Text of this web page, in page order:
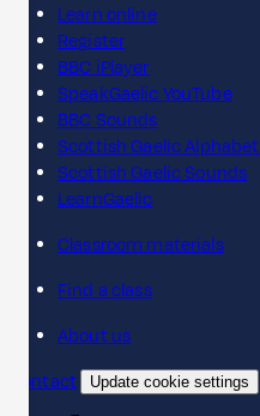
Learn online
Register
BBC iPlayer
SpeakGaelic YouTube
BBC Sounds
Scottish Gaelic Alphabet
Scottish Gaelic Sounds
LearnGaelic
Classroom materials
Find a class
About us
Contact
Update cookie settings